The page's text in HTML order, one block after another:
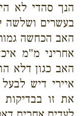
הנך סהדי לא
בעשרים ושלשה
האב הכחשה
אחריני מ"מ
האב כגון דלא
איירי דיש
את זו